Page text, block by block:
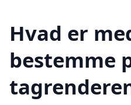
Hvad er
bestemme